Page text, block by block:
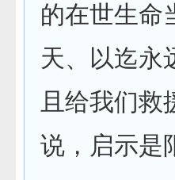
的在世生命
天、以迄永
且给我们
说，启示是